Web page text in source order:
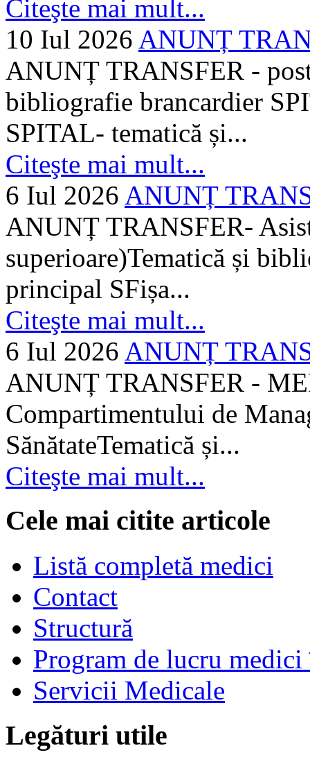
Citeşte mai mult...
10 Iul 2026 ANUNȚ
ANUNȚ TRANSFER -
bibliografie brancardier
SPITAL- tematică și...
Citeşte mai mult...
6 Iul 2026 ANUNȚ
ANUNȚ TRANSFER-
superioare)Tematică și
principal SFișa...
Citeşte mai mult...
6 Iul 2026 ANUNȚ
ANUNȚ TRANSFER -
Compartimentului de
SănătateTematică și...
Citeşte mai mult...
Cele mai citite articole
Listă completă medici
Contact
Structură
Program de lucru
Servicii Medicale
Legături utile